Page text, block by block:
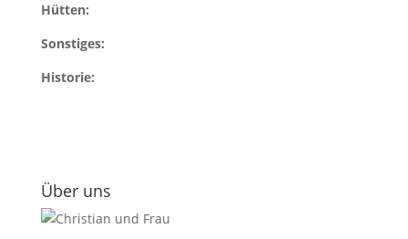
Hütten:
Sonstiges:
Historie:
Über uns